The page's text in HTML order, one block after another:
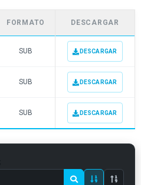
FORMATO DESCARGAR
SUB DESCARGAR
SUB DESCARGAR
SUB DESCARGAR